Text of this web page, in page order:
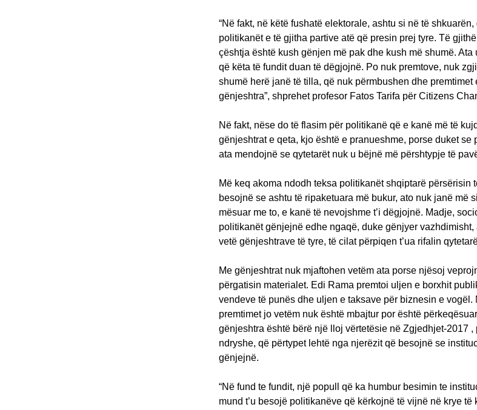
“Në fakt, në këtë fushatë elektorale, ashtu si në të
politikanët e të gjitha partive atë që presin prej tyre. Të
çështja është kush gënjen më pak dhe kush më shumë. Ata
që këta të fundit duan të dëgjojnë. Po nuk premtove, nuk
shumë herë janë të tilla, që nuk përmbushen dhe premtimet
gënjeshtra”, shprehet profesor Fatos Tarifa për Citizens
Në fakt, nëse do të flasim për politikanë që e kanë më të
gënjeshtrat e qeta, kjo është e pranueshme, porse duket
ata mendojnë se qytetarët nuk u bëjnë më përshtypje të
Më keq akoma ndodh teksa politikanët shqiptarë përsërisin
besojnë se ashtu të ripaketuara më bukur, ato nuk janë më
mësuar me to, e kanë të nevojshme t’i dëgjojnë. Madje,
politikanët gënjejnë edhe ngaqë, duke gënjyer vazhdimisht,
vetë gënjeshtrave të tyre, të cilat përpiqen t’ua rifalin
Me gënjeshtrat nuk mjaftohen vetëm ata porse njësoj
përgatisin materialet. Edi Rama premtoi uljen e borxhit
vendeve të punës dhe uljen e taksave për biznesin e
premtimet jo vetëm nuk është mbajtur por është
gënjeshtra është bërë një lloj vërtetësie në Zgjedhjet-2017
ndryshe, që përtypet lehtë nga njerëzit që besojnë se
gënjejnë.
“Në fund te fundit, një popull që ka humbur besimin te
mund t’u besojë politikanëve që kërkojnë të vijnë në krye